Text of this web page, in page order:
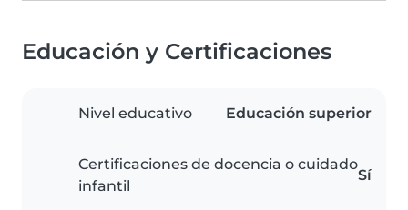
Educación y Certificaciones
Nivel educativo Educación superior
Certificaciones de docencia o cuidado
infantil
Sí